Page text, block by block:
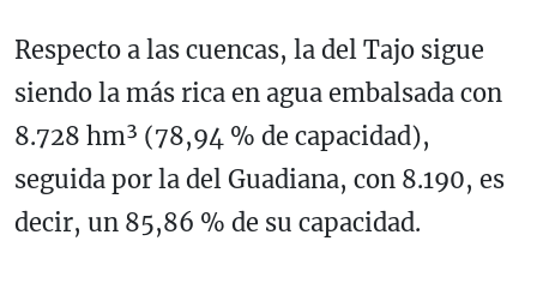
Respecto a las cuencas, la del Tajo sigue
siendo la más rica en agua embalsada con
8.728 hm³ (78,94 % de capacidad),
seguida por la del Guadiana, con 8.190, es
decir, un 85,86 % de su capacidad.